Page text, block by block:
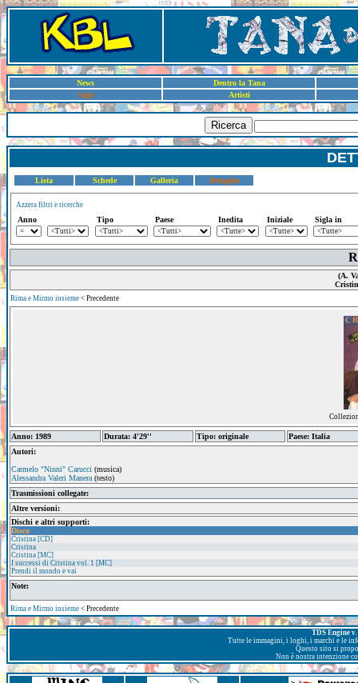
News
Dentro la Tana
Sigle
Artisti
Ricerca
Lista Schede Galleria Dettaglio
Azzera filtri e ricerche
Anno Tipo Paese Inedita Iniziale Sigla in
(A.
Rima e Mirmo insieme < Precedente
Anno: 1989 Durata: 4'29'' Tipo: originale
Paese: Italia
Autori:
Carmelo "Ninni" Carucci (musica)
Alessandra Valeri Manera (testo)
Trasmissioni collegate:
Altre versioni:
Dischi e altri supporti:
Disco
Cristina [CD]
Cristina
Cristina [MC]
I successi di Cristina vol. 1 [MC]
Prendi il mondo e vai
Note:
Rima e Mirmo insieme < Precedente
TDS Engine
Tutte le immagini, i loghi, i marchi e le
Questo sito si
Non è nostra intenzione